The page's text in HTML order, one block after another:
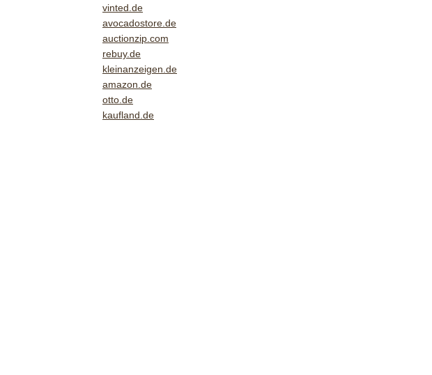
vinted.de
avocadostore.de
auctionzip.com
rebuy.de
kleinanzeigen.de
amazon.de
otto.de
kaufland.de